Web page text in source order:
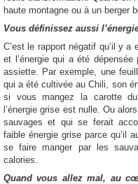
haute montagne ou à un berger
Vous définissez aussi
C’est le rapport négatif qu’il y a
et l’énergie qui a été
assiette. Par exemple, une
qui a été cultivée au Chili, son
si vous mangez la carotte
l’énergie grise est nulle. Ou
sauvages et qui se ferait
faible énergie grise parce qu’il
se faire manger par les
calories.
Quand vous allez mal, au